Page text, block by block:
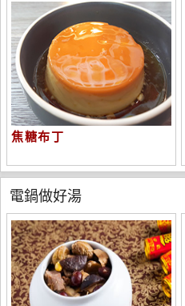
焦糖布丁
電鍋做好湯